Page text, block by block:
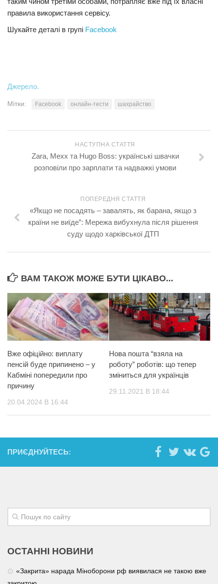
правила використання сервісу.
Шукайте деталі в групі Facebook
Джерело.
Мітки: Facebook онлайн-тести шахрайство
НАСТУПНА СТАТТЯ
Zara, Mexx та Hugo Boss: українські швачки
розповіли про зарплати та надважкі умови
ПОПЕРЕДНЯ СТАТТЯ
«Якщо не посадять – завалять, як барана, якщо з
країни не виїде”: Мережа вибухнула після рішення
суду щодо харківської ДТП
ВАМ ТАКОЖ МОЖЕ БУТИ ЦІКАВО...
Вже офіційно: виплату
пенсій буде припинено – у
Кабміні попередили про
причину
20.04.2024 В 16:44
Нова пошта “взяла на
роботу” роботів: що тепер
зміниться для українців
29.11.2021 В 18:44
ПРИЄДНУЙТЕСЬ:
ОСТАННІ НОВИНИ
«Закрита» нарада Міноборони рф виявилася не такою вже